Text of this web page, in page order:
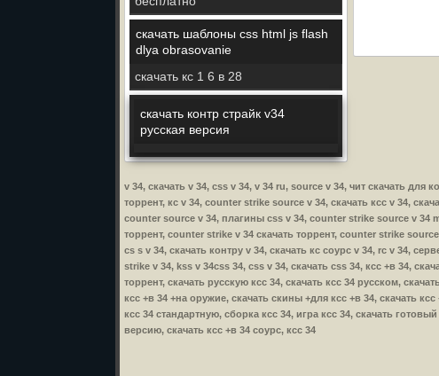
скачать шаблоны css html js flash
dlya obrasovanie
скачать кс 1 6 в 28
скачать контр страйк v34
русская версия
v 34, скачать v 34, css v 34, v 34 ru, source v 34, чит скачать для
торрент, кс v 34, counter strike source v 34, скачать ксс v 34,
counter source v 34, плагины css v 34, counter strike source v 34
торрент, counter strike v 34 скачать торрент, counter strike
cs s v 34, скачать контру v 34, скачать кс соурс v 34, rc v 34,
strike v 34, kss v 34css 34, css v 34, скачать css 34, ксс +в 34,
торрент, скачать русскую ксс 34, скачать ксс 34 русском,
ксс +в 34 +на оружие, скачать скины +для ксс +в 34, скачать
ксс 34 стандартную, сборка ксс 34, игра ксс 34, скачать
версию, скачать ксс +в 34 соурс, ксс 34